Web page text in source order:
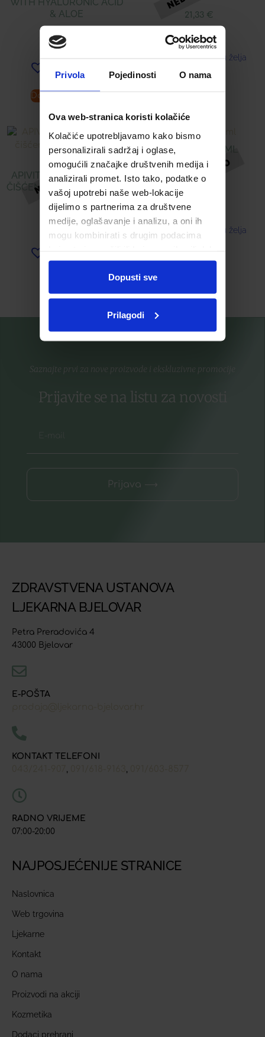
Privola Pojedinosti O nama
Ova web-stranica koristi kolačiće
Kolačiće upotrebljavamo kako bismo
personalizirali sadržaj i oglase,
omogućili značajke društvenih medija i
analizirali promet. Isto tako, podatke o
vašoj upotrebi naše web-lokacije
dijelimo s partnerima za društvene
medije, oglašavanje i analizu, a oni ih
mogu kombinirati s drugim podacima
ste upotrebljavali njihove usluge.
Dopusti sve
Prilagodi
WITH HYALURONIC ACID
& ALOE
16,89
Dodaj u listu želja
Dodaj u košaricu
21,33 €
Dodaj u listu želja
APIVITA 3U1 MLIJEKO ZA
ČIŠĆENJE LICA S MEDOM I
KAMILICOM
16,89€
IRIX SPREJ 75 ML
7,86€
Dodaj u listu želja
Saznajte prvi za nove proizvode i ekskluzivne promocije
Prijavite se na listu za novosti
Prijava ⟶
ZDRAVSTVENA USTANOVA
LJEKARNA BJELOVAR
Petra Preradovića 4
43000 Bjelovar
E-POŠTA
KONTAKT TELEFONI
, ,
RADNO VRIJEME
07:00-20:00
NAJPOSJEĆENIJE STRANICE
Naslovnica
Web trgovina
Ljekarne
Kontakt
O nama
Proizvodi na akciji
Kozmetika
Dodaci prehrani